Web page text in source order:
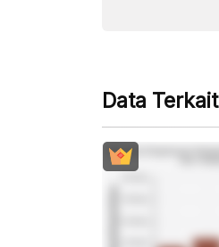
Data Terkait